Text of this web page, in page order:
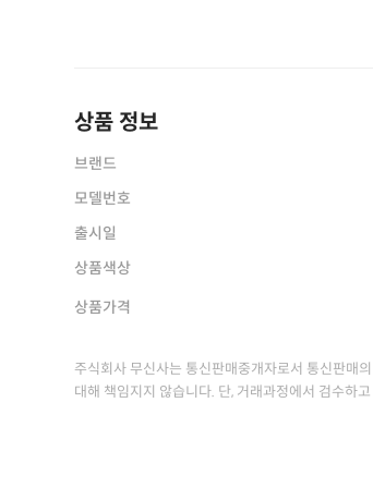
상품 정보
브랜드
모델번호
출시일
상품색상
상품가격
주식회사 무신사는 통신판매중개자로서 통신판매
대해 책임지지 않습니다. 단, 거래과정에서 검수하